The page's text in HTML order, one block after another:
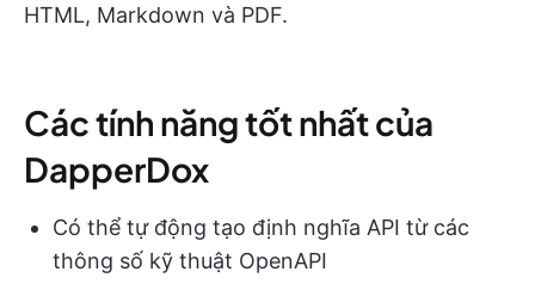
HTML, Markdown và PDF.
Các tính năng tốt nhất của
DapperDox
Có thể tự động tạo định nghĩa API từ các
thông số kỹ thuật OpenAPI